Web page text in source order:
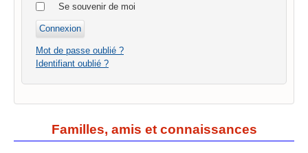
Se souvenir de moi
Mot de passe oublié ?
Identifiant oublié ?
Familles, amis et connaissances